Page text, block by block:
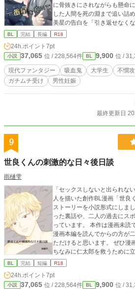
に骨抜きにされながらも懸命
した人間を死の淵まで追い詰
美星の告白を「引き返せなく
性しか愛せないと言い張るア
は、果たして縮まるのか。 家
攻め×愛することを恐れる強い
愛BL。 ※吸血鬼が受けです。 ※不憫健気攻めと、クールガ
チムチ吸血鬼受けです！ ※受
描写があります。 ※ムーンラ
ども」公開しています！！！
www.alphapolis.co.jp/novel/
BL 完結 長編 R18
24h.ポイント 7pt
小説 37,065 位 / 228,564件 BL 9,900 位 /
現代ファンタジー 吸血鬼 大学生 不憫
ガチムチ受け
男性妊娠
最終更新日
9
世良くんの刺激的な日々後日談
雨樋雫
「セックスしないと出られな
人を描いた創作BL漫画「世良
ストーリーを小説形式にしました。 漫画本編では語
った裏話や、二人の過去にス
っています。 本作は漫画未読でもお楽しみいただけますが、
漫画本編を読んでからの方が
ただけると思います。 ぜひ漫
ちなみに仁太郎を救うために
編「世良くんってこんな子」
BL 完結 短編 R18
24h.ポイント 7pt
小説 37,065 位 / 228,564件 BL 9,900 位 /